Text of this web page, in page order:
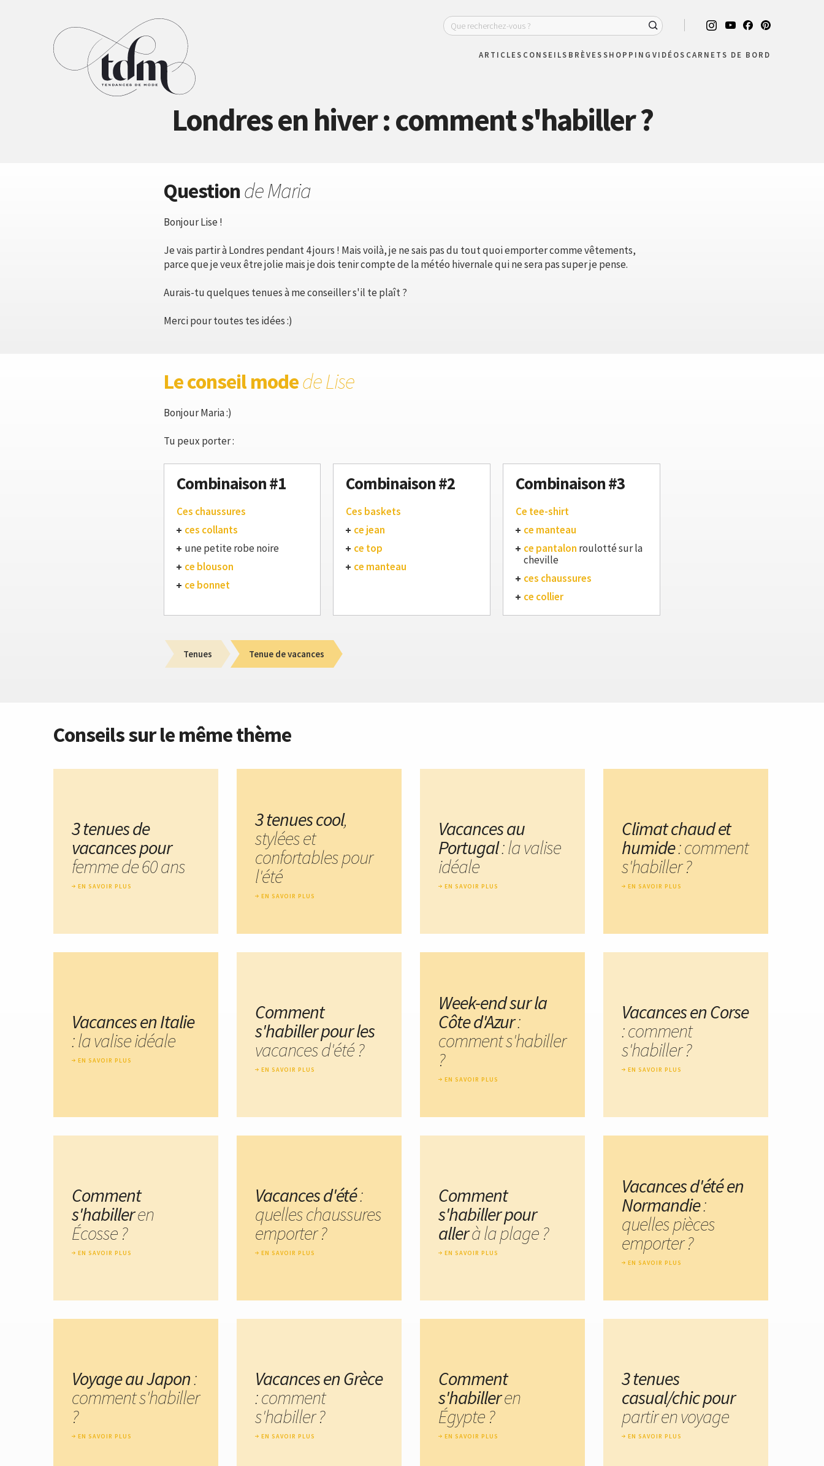
ARTICLES CONSEILS BRÈVESSHOPPING VIDÉOS CARNETS DE BORD
Londres en hiver : comment s'habiller ?
Questionde Maria
Bonjour Lise !
Je vais partir à Londres pendant 4 jours ! Mais voilà, je ne sais pas du tout quoi emporter comme vêtements,
parce que je veux être jolie mais je dois tenir compte de la météo hivernale qui ne sera pas super je pense.
Aurais-tu quelques tenues à me conseiller s'il te plaît ?
Merci pour toutes tes idées :)
Le conseil modede Lise
Bonjour Maria :)
Tu peux porter :
Combinaison #1
Ces chaussures
ces collants
une petite robe noire
ce blouson
ce bonnet
Combinaison #2
Ces baskets
ce jean
ce top
ce manteau
Combinaison #3
Ce tee-shirt
ce manteau
ce pantalon roulotté sur la
cheville
ces chaussures
ce collier
Tenues Tenue de vacances
Conseils sur le même thème
3 tenues de
vacances pour
femme de 60 ans
EN SAVOIR PLUS
3 tenues cool,
stylées et
confortables pour
l'été
EN SAVOIR PLUS
Vacances au
Portugal: la valise
idéale
EN SAVOIR PLUS
Climat chaud et
humide: comment
s'habiller ?
EN SAVOIR PLUS
Vacances en Italie
: la valise idéale
EN SAVOIR PLUS
Comment
s'habiller pour les
vacances d'été ?
EN SAVOIR PLUS
Week-end sur la
Côte d'Azur:
comment s'habiller
?
EN SAVOIR PLUS
Vacances en Corse
: comment
s'habiller ?
EN SAVOIR PLUS
Comment
s'habilleren
Écosse ?
EN SAVOIR PLUS
Vacances d'été:
quelles chaussures
emporter ?
EN SAVOIR PLUS
Comment
s'habiller pour
allerà la plage ?
EN SAVOIR PLUS
Vacances d'été en
Normandie:
quelles pièces
emporter ?
EN SAVOIR PLUS
Voyage au Japon:
comment s'habiller
?
EN SAVOIR PLUS
Vacances en Grèce
: comment
s'habiller ?
EN SAVOIR PLUS
Comment
s'habilleren
Égypte ?
EN SAVOIR PLUS
3 tenues
casual/chic pour
partir en voyage
EN SAVOIR PLUS